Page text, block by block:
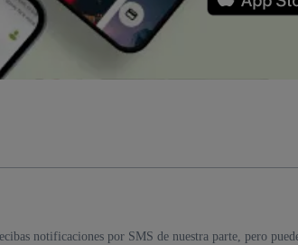
notificaciones por SMS de nuestra parte, pero